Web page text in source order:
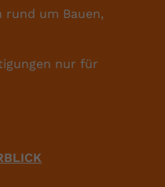
rund um Bauen,
nur für